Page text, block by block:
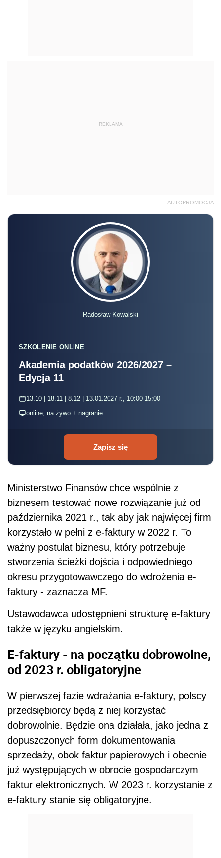
REKLAMA
AUTOPROMOCJA
Radosław Kowalski
SZKOLENIE ONLINE
Akademia podatków 2026/2027 –
Edycja 11
13.10 | 18.11 | 8.12 | 13.01.2027 r., 10:00-15:00
online, na żywo + nagranie
Zapisz się
Ministerstwo Finansów chce wspólnie z
biznesem testować nowe rozwiązanie już od
października 2021 r., tak aby jak najwięcej firm
korzystało w pełni z e-faktury w 2022 r. To
ważny postulat biznesu, który potrzebuje
stworzenia ścieżki dojścia i odpowiedniego
okresu przygotowawczego do wdrożenia e-
faktury - zaznacza MF.
Ustawodawca udostępnieni strukturę e-faktury
także w języku angielskim.
E-faktury - na początku dobrowolne,
od 2023 r. obligatoryjne
W pierwszej fazie wdrażania e-faktury, polscy
przedsiębiorcy będą z niej korzystać
dobrowolnie. Będzie ona działała, jako jedna z
dopuszczonych form dokumentowania
sprzedaży, obok faktur papierowych i obecnie
już występujących w obrocie gospodarczym
faktur elektronicznych. W 2023 r. korzystanie z
e-faktury stanie się obligatoryjne.